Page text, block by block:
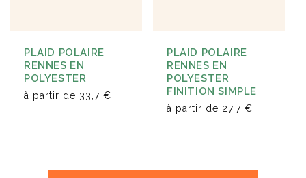
PLAID POLAIRE
RENNES EN
POLYESTER
à partir de 33,7 €
PLAID POLAIRE
RENNES EN
POLYESTER
FINITION SIMPLE
à partir de 27,7 €